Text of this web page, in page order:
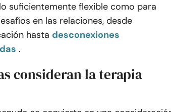
suficientemente flexible como para
en las relaciones, desde
hasta desconexiones
.
consideran la terapia